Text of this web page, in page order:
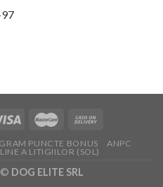
PUNCTE BONUS
ANPC
A LITIGIILOR (SOL)
© DOG ELITE SRL